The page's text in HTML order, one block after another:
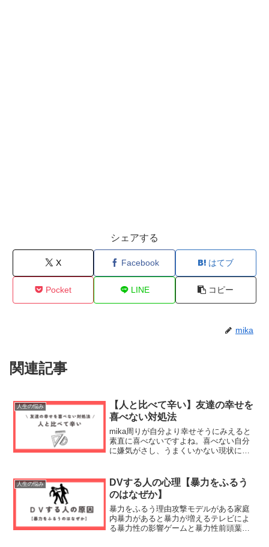
シェアする
X Facebook はてブ
Pocket LINE コピー
mika
関連記事
人生の悩み
【人と比べて辛い】友達の幸せを
喜べない対処法
mika周りが自分より幸せそうにみえると
素直に喜べないですよね。喜べない自分
に嫌気がさし、うまくいかない現状にも
えましょう。なぜ他人と比べるのかSNS
の発展ないものねだ...
人生の悩み
DVする人の心理【暴力をふるう
のはなぜか】
暴力をふるう理由攻撃モデルがある家庭
内暴力があると暴力が増えるテレビによ
る暴力性の影響ゲームと暴力性前頭葉仮